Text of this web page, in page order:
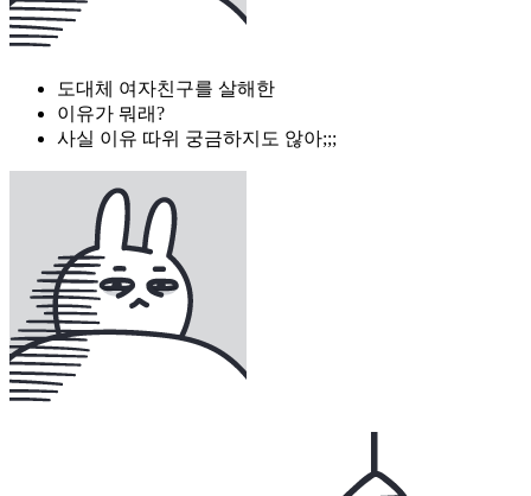
도대체 여자친구를 살해한
이유가 뭐래?
사실 이유 따위 궁금하지도 않아;;;